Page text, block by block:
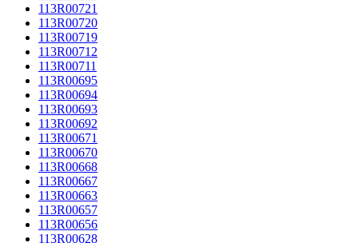
113R00721
113R00720
113R00719
113R00712
113R00711
113R00695
113R00694
113R00693
113R00692
113R00671
113R00670
113R00668
113R00667
113R00663
113R00657
113R00656
113R00628